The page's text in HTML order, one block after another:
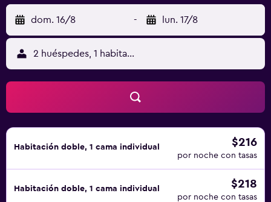
habitaciones también incluyen cafetera y tetera y secador
de pelo. Es posible solicitar juegos de cama
hipoalergénicos, tabla de planchar con plancha y cambio
de toallas. Se ofrece servicio de limpieza todos los días.
Los servicios de ocio y esparcimiento en este hotel
incluyen una piscina cubierta, sauna, gimnasio y bicicletas
dom. 16/8 - lun. 17/8
2 huéspedes, 1 habitación
Habitación doble, 1 cama individual $216
por noche con tasas
Habitación doble, 1 cama individual $218
por noche con tasas